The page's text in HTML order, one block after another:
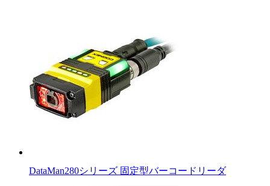
DataMan280シリーズ 固定型バーコードリーダ